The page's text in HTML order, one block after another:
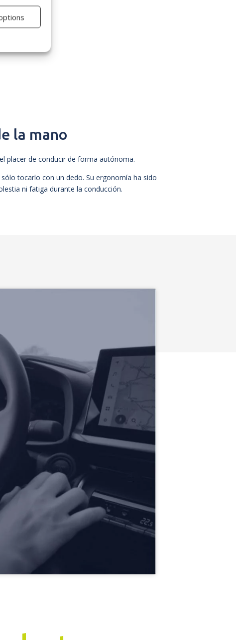
la mano
placer de conducir de forma autónoma.
tocarlo con un dedo. Su ergonomía ha sido
ni fatiga durante la conducción.